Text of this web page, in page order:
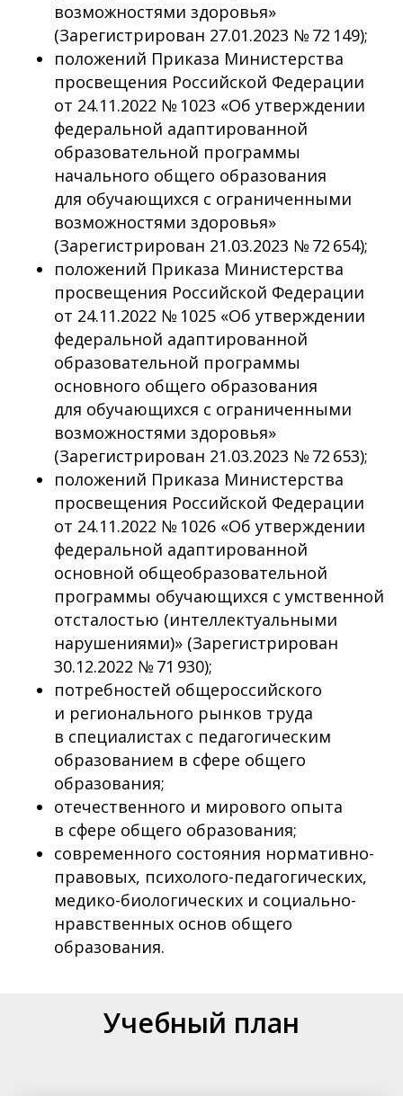
возможностями здоровья»
(Зарегистрирован 27.01.2023 № 72 149);
положений Приказа Министерства
просвещения Российской Федерации
от 24.11.2022 № 1023 «Об утверждении
федеральной адаптированной
образовательной программы
начального общего образования
для обучающихся с ограниченными
возможностями здоровья»
(Зарегистрирован 21.03.2023 № 72 654);
положений Приказа Министерства
просвещения Российской Федерации
от 24.11.2022 № 1025 «Об утверждении
федеральной адаптированной
образовательной программы
основного общего образования
для обучающихся с ограниченными
возможностями здоровья»
(Зарегистрирован 21.03.2023 № 72 653);
положений Приказа Министерства
просвещения Российской Федерации
от 24.11.2022 № 1026 «Об утверждении
федеральной адаптированной
основной общеобразовательной
программы обучающихся с умственной
отсталостью (интеллектуальными
нарушениями)» (Зарегистрирован
30.12.2022 № 71 930);
потребностей общероссийского
и регионального рынков труда
в специалистах с педагогическим
образованием в сфере общего
образования;
отечественного и мирового опыта
в сфере общего образования;
современного состояния нормативно-
правовых, психолого-педагогических,
медико-биологических и социально-
нравственных основ общего
образования.
Учебный план